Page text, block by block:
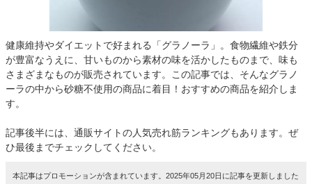
健康維持やダイエットで好まれる「グラノーラ」。食物繊維や鉄分
が豊富なうえに、甘いものから素材の味を活かしたものまで、味も
さまざまなものが販売されています。この記事では、そんなグラノ
ーラの中から砂糖不使用の商品に着目！おすすめの商品を紹介しま
す。
記事後半には、通販サイトの人気売れ筋ランキングもあります。ぜ
ひ最後までチェックしてください。
本記事はプロモーションが含まれています。2025年05月20日に記事を更新しました